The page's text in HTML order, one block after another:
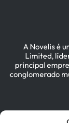
A Novelis é
Limited,
principal
conglomerado